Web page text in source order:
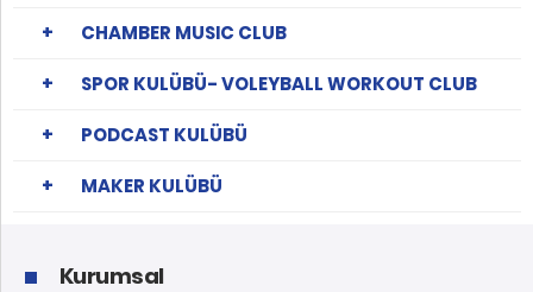
CHAMBER MUSIC CLUB
SPOR KULÜBÜ- VOLEYBALL WORKOUT CLUB
PODCAST KULÜBÜ
MAKER KULÜBÜ
Kurumsal